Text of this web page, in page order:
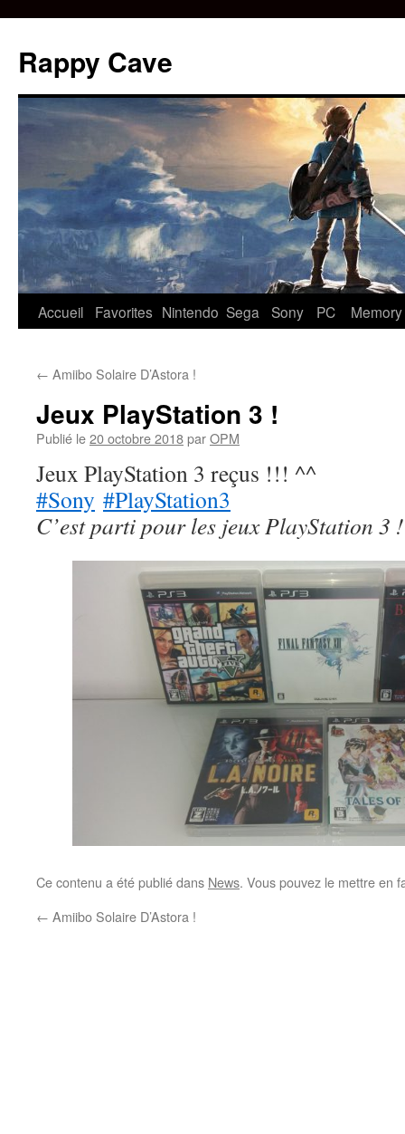
contenu
Rappy Cave
Accueil Favorites Nintendo Sega Sony PC Memory
← Amiibo Solaire D’Astora !
Jeux PlayStation 3 !
Publié le20 octobre 2018parOPM
Jeux PlayStation 3 reçus !!! ^^
#Sony #PlayStation3
C’est parti pour les jeux PlayStation
Ce contenu a été publié dans News. Vous pouvez le mettre en
← Amiibo Solaire D’Astora !